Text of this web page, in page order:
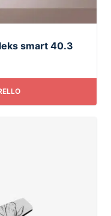
smart 40.3